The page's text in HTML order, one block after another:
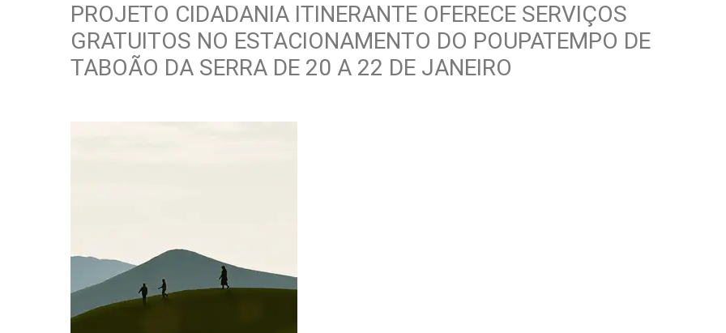
PROJETO CIDADANIA ITINERANTE OFERECE SERVIÇOS
GRATUITOS NO ESTACIONAMENTO DO POUPATEMPO DE
TABOÃO DA SERRA DE 20 A 22 DE JANEIRO